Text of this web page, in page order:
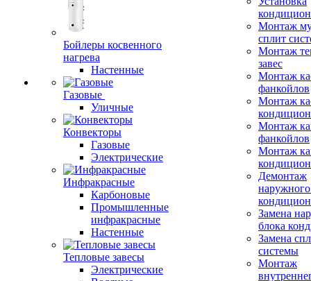
Бойлеры косвенного
нагрева
Настенные
Газовые
Уличные
Конвекторы
Газовые
Электрические
Инфракрасные
Карбоновые
Промышленные
инфракрасные
Настенные
Тепловые завесы
Электрические
Монтаж
сплит
Монтаж
завес
Монтаж
фанкойлов
Монтаж
Монтаж
фанкойлов
Монтаж
Демонтаж
Замена
блока
Замена
системы
Монтаж